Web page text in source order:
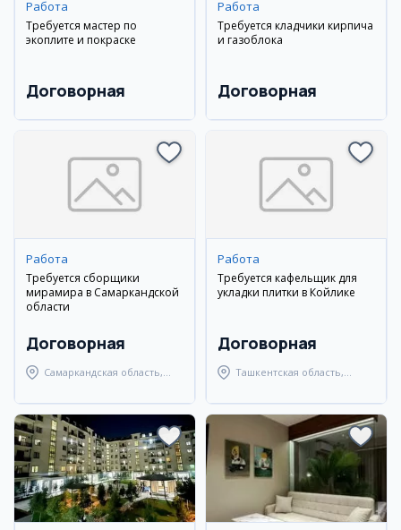
Работа
Требуется мастер по
экоплите и покраске
Договорная
Работа
Требуется кладчики кирпича
и газоблока
Договорная
Работа
Требуется сборщики
мирамира в Самаркандской
области
Договорная
Самаркандская область,
Работа
Требуется кафельщик для
укладки плитки в Койлике
Договорная
Ташкентская область,